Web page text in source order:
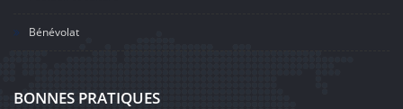
Bénévolat
BONNES PRATIQUES